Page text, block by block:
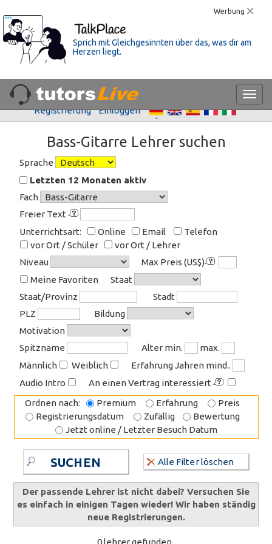
Werbung
Sprich mit Gleichgesinnten über das, was dir am
Herzen liegt.
Registrierung Einloggen
Bass-Gitarre Lehrer suchen
Sprache
Letzten 12 Monaten aktiv
Fach
Freier Text
Unterrichtsart:
Online Email
Telefon
vor Ort / Schüler
vor Ort / Lehrer
Niveau
Max Preis (US$)
Meine Favoriten
Staat
Staat/Provinz
Stadt
PLZ
Bildung
Motivation
Spitzname
Alter min.
max.
Männlich
Weiblich
Erfahrung Jahren mind..
Audio Intro
An einen Vertrag interessiert
Ordnen nach:
Premium Erfahrung
Preis
Registrierungsdatum
Zufällig
Bewertung
Jetzt online / Letzter Besuch Datum
SUCHEN Alle Filter löschen
Der passende Lehrer ist nicht dabei? Versuchen Sie
es einfach in einigen Tagen wieder! Wir haben ständig
neue Registrierungen.
0 lehrer gefunden